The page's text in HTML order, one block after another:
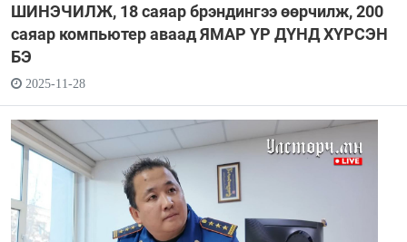
ШИНЭЧИЛЖ, 18 саяар брэндингээ өөрчилж, 200
саяар компьютер аваад ЯМАР ҮР ДҮНД ХҮРСЭН
БЭ
2025-11-28